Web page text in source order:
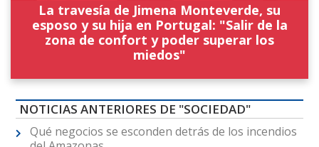
La travesía de Jimena Monteverde, su
esposo y su hija en Portugal: "Salir de la
zona de confort y poder superar los
miedos"
NOTICIAS ANTERIORES DE "SOCIEDAD"
Qué negocios se esconden detrás de los incendios